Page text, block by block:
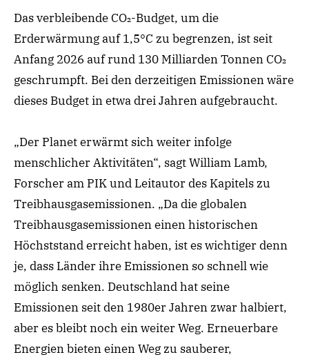
Das verbleibende CO₂-Budget, um die
Erderwärmung auf 1,5°C zu begrenzen, ist seit
Anfang 2026 auf rund 130 Milliarden Tonnen CO₂
geschrumpft. Bei den derzeitigen Emissionen wäre
dieses Budget in etwa drei Jahren aufgebraucht.
„Der Planet erwärmt sich weiter infolge
menschlicher Aktivitäten“, sagt William Lamb,
Forscher am PIK und Leitautor des Kapitels zu
Treibhausgasemissionen. „Da die globalen
Treibhausgasemissionen einen historischen
Höchststand erreicht haben, ist es wichtiger denn
je, dass Länder ihre Emissionen so schnell wie
möglich senken. Deutschland hat seine
Emissionen seit den 1980er Jahren zwar halbiert,
aber es bleibt noch ein weiter Weg. Erneuerbare
Energien bieten einen Weg zu sauberer,